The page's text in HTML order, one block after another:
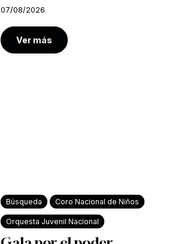
07/08/2026
Ver más
Búsqueda Coro Nacional de Niños
Orquesta Juvenil Nacional